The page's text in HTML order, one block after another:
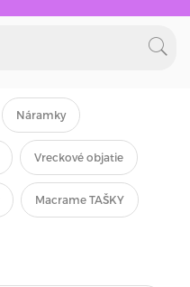
Náramky
Vreckové objatie
Macrame TAŠKY